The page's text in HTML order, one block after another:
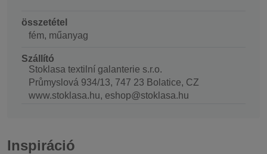
összetétel
fém, műanyag
Szállító
Stoklasa textilní galanterie s.r.o.
Průmyslová 934/13, 747 23 Bolatice, CZ
www.stoklasa.hu, eshop@stoklasa.hu
Inspiráció